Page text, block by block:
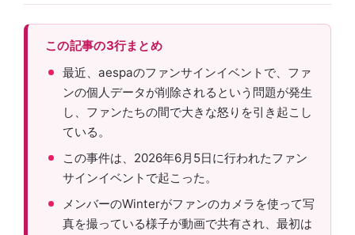
この記事の3行まとめ
最近、aespaのファンサインイベントで、ファ
ンの個人データが削除されるという問題が発生
し、ファンたちの間で大きな怒りを引き起こし
ている。
この事件は、2026年6月5日に行われたファン
サインイベントで起こった。
メンバーのWinterがファンのカメラを使って写
真を撮っている様子が動画で共有され、最初は